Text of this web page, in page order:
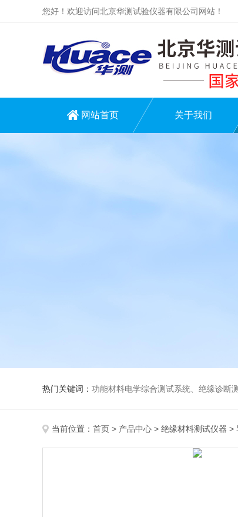
您好！欢迎访问北京华测试验仪器有限公司网站！
网站首页 关于我们
热门关键词： 功能材料电学综合测试系统、绝缘诊断测试系统、高低温介电温谱测试仪、极化装置与电源、高压
当前位置： 首页 > 产品中心 > 绝缘材料测试仪器 >